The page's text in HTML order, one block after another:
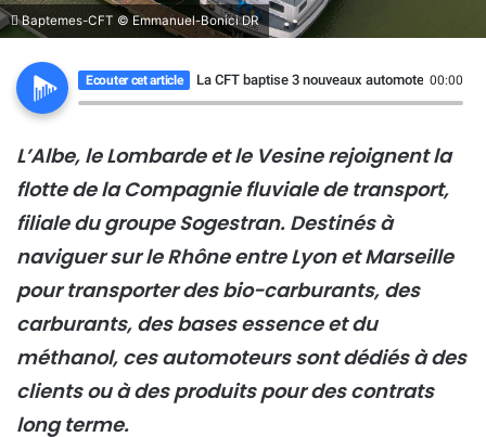
Baptemes-CFT © Emmanuel-Bonici DR
Ecouter cet article La CFT baptise 3 nouveaux automoteurs sur le
00:00
L’Albe, le Lombarde et le Vesine rejoignent la
flotte de la Compagnie fluviale de transport,
filiale du groupe Sogestran. Destinés à
naviguer sur le Rhône entre Lyon et Marseille
pour transporter des bio-carburants, des
carburants, des bases essence et du
méthanol, ces automoteurs sont dédiés à des
clients ou à des produits pour des contrats
long terme.